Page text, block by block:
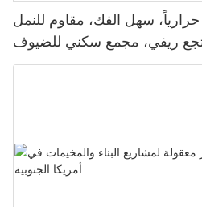
سهل الفك، مقاوم للنمل
ريفي، مجمع سكني للضيوف